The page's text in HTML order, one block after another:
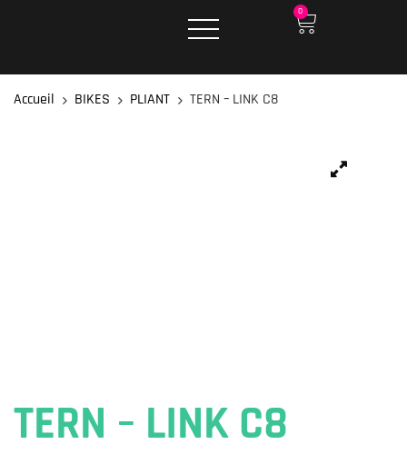
0
Accueil BIKES PLIANT TERN – LINK C8
TERN – LINK C8